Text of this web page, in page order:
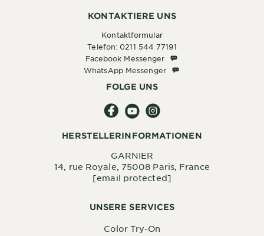
UNSERE SERVICES
Color Try-On
KONTAKTIERE UNS
Kontaktformular
Telefon: 0211 544 77191
Facebook Messenger Facebook Messenger
WhatsApp MessengerWhatsApp Messenger
FOLGE UNS
HERSTELLERINFORMATIONEN
GARNIER
14, rue Royale, 75008 Paris, France
[email protected]